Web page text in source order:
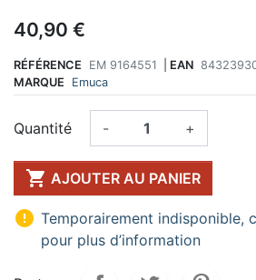
40,90 €
RÉFÉRENCE EM 9164551 EAN
MARQUE
Emuca
Quantité - +
 AJOUTER AU PANIER
 Temporairement indisponible,
pour plus d’information